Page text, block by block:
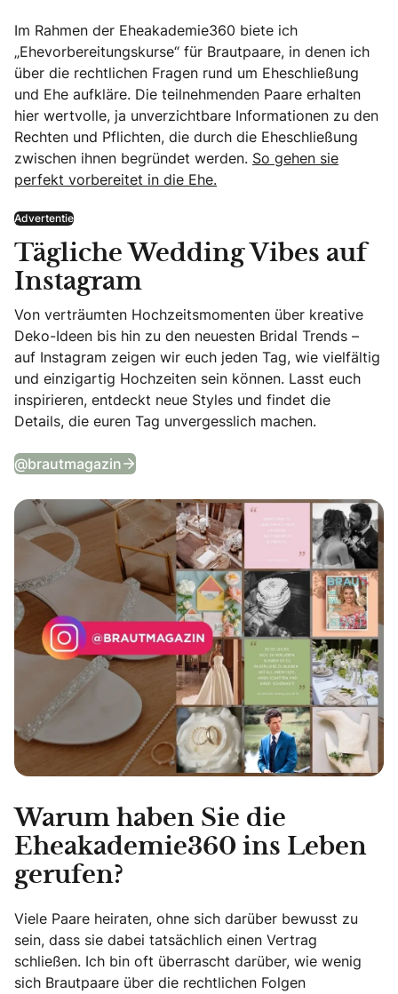
Im Rahmen der Eheakademie360 biete ich
„Ehevorbereitungskurse“ für Brautpaare, in denen ich
über die rechtlichen Fragen rund um Eheschließung
und Ehe aufkläre. Die teilnehmenden Paare erhalten
hier wertvolle, ja unverzichtbare Informationen zu den
Rechten und Pflichten, die durch die Eheschließung
zwischen ihnen begründet werden. So gehen sie
perfekt vorbereitet in die Ehe.
Advertentie
Tägliche Wedding Vibes auf
Instagram
Von verträumten Hochzeitsmomenten über kreative
Deko-Ideen bis hin zu den neuesten Bridal Trends –
auf Instagram zeigen wir euch jeden Tag, wie vielfältig
und einzigartig Hochzeiten sein können. Lasst euch
inspirieren, entdeckt neue Styles und findet die
Details, die euren Tag unvergesslich machen.
@brautmagazin Tägliche Wedding Vibes auf Instagram
Warum haben Sie die
Eheakademie360 ins Leben
gerufen?
Viele Paare heiraten, ohne sich darüber bewusst zu
sein, dass sie dabei tatsächlich einen Vertrag
schließen. Ich bin oft überrascht darüber, wie wenig
sich Brautpaare über die rechtlichen Folgen